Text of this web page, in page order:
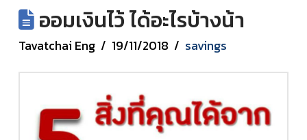
ออมเงินไว้ ได้อะไรบ้างน้า
Tavatchai Eng 19/11/2018 savings